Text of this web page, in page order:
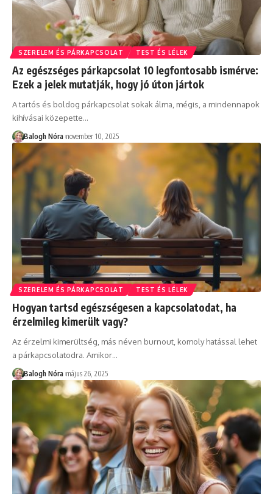
SZERELEM ÉS PÁRKAPCSOLAT TEST ÉS LÉLEK
Az egészséges párkapcsolat 10 legfontosabb ismérve:
Ezek a jelek mutatják, hogy jó úton jártok
A tartós és boldog párkapcsolat sokak álma, mégis, a mindennapok
kihívásai közepette…
Balogh Nóra november 10, 2025
SZERELEM ÉS PÁRKAPCSOLAT TEST ÉS LÉLEK
Hogyan tartsd egészségesen a kapcsolatodat, ha
érzelmileg kimerült vagy?
Az érzelmi kimerültség, más néven burnout, komoly hatással lehet
a párkapcsolatodra. Amikor…
Balogh Nóra május 26, 2025